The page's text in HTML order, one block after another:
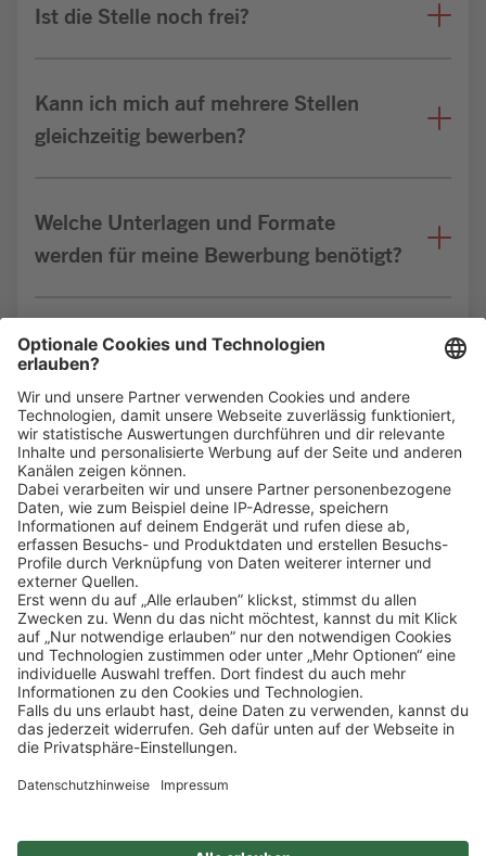
Ist die Stelle noch frei?
Kann ich mich auf mehrere Stellen
gleichzeitig bewerben?
Welche Unterlagen und Formate
werden für meine Bewerbung benötigt?
Bin ich für die Stelle geeignet?
Klickehier, um alle offenen Jobs zu sehen.
Impressum Datenschutz
Privatsphäre-Einstellungen
FAQ
Veranstaltungen
Sitemap